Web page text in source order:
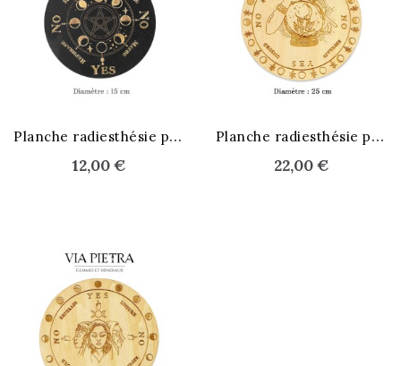
P
lanche radiesthésie pendule
12,00 €
P
lanche radiesthésie pendule
22,00 €